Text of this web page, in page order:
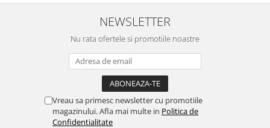
pe toată durata sesiunii. Chiar
dacă nu conține tutun, senzația
ramane miros neplacut in
camera de tutun sau tigara.
NEWSLETTER
Nu rata ofertele si promotiile noastre
Vreau sa primesc newsletter cu promotiile
magazinului. Afla mai multe in Politica de
Confidentialitate